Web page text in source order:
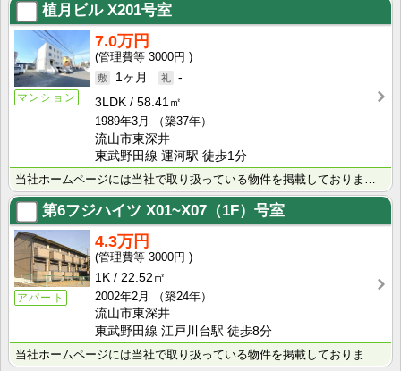
植月ビルX201号室
マンション
7.0万円
3000円
1ヶ月
-
3LDK
58.41㎡
1989年3月
（築37年）
流山市東深井
東武野田線 運河駅 徒歩1分
第6フジハイツ X01~X07（1F）号室
アパート
4.3万円
3000円
1K
22.52㎡
2002年2月
（築24年）
流山市東深井
東武野田線 江戸川台駅 徒歩8分